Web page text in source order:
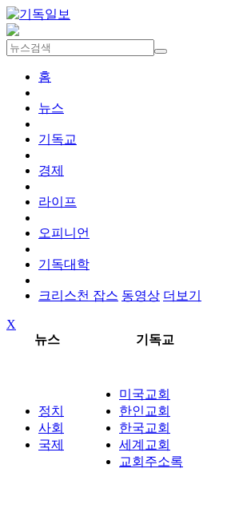
홈
뉴스
기독교
경제
라이프
오피니언
기독대학
크리스천 잡스 동영상 더보기
X
뉴스
기독교
정치
사회
국제
미국교회
한인교회
한국교회
세계교회
교회주소록